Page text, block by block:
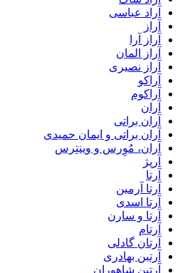
آراد عباسی
آراز
آراز آرا
آراز المان
آراز نصیری
آراکو
آراکوم
آران
آران براتی
آران براتی و ایمان حمیدی
آران، مُوِرس و وینتِرس
آرپژ
آرتا
آرتا آرمین
آرتا اسدی
آرتا و سارن
آرتام
آرتان گادلی
آرتبن بهادری
آرتين شاهوران